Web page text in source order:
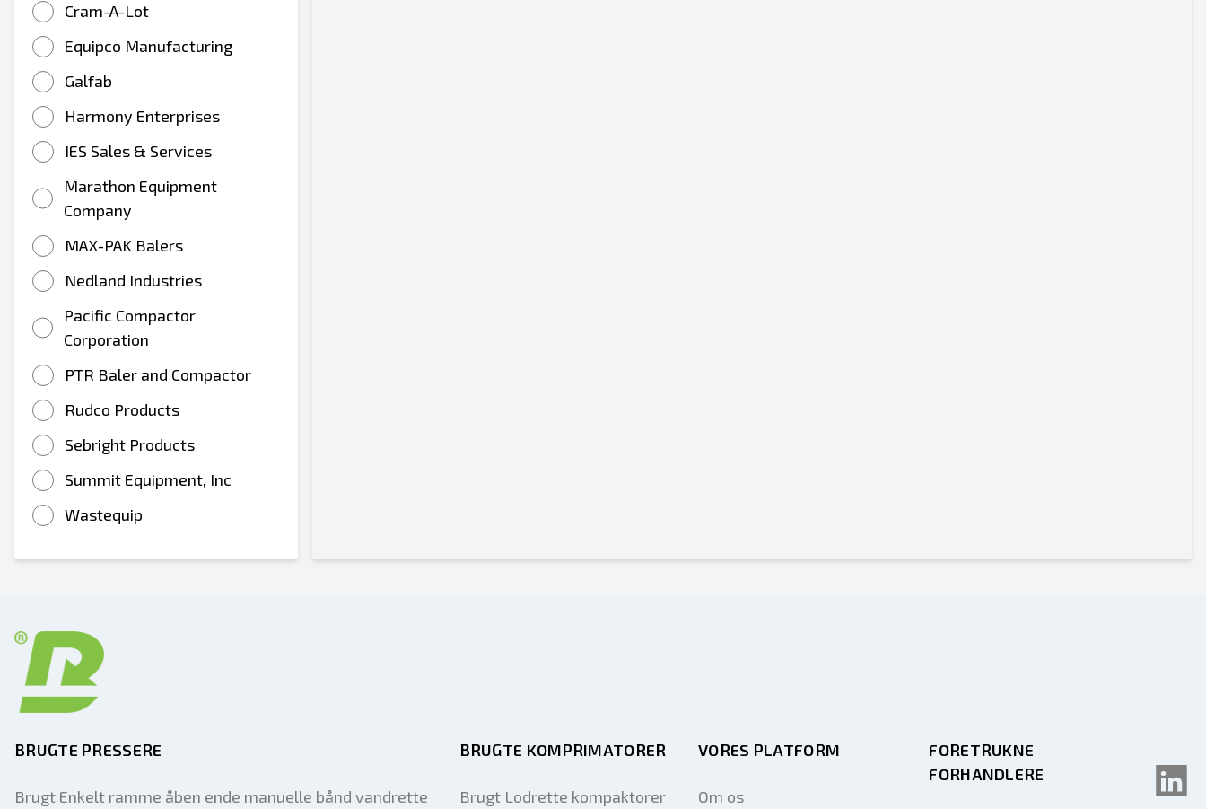
Cram-A-Lot
Equipco Manufacturing
Galfab
Harmony Enterprises
IES Sales & Services
Marathon Equipment
Company
MAX-PAK Balers
Nedland Industries
Pacific Compactor
Corporation
PTR Baler and Compactor
Rudco Products
Sebright Products
Summit Equipment, Inc
Wastequip
BRUGTE PRESSERE
Brugt Enkelt ramme åben ende manuelle bånd vandrette
BRUGTE KOMPRIMATORER
Brugt Lodrette kompaktorer
VORES PLATFORM
Om os
FORETRUKNE
FORHANDLERE